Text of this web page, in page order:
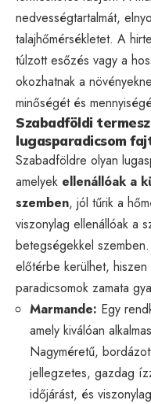
nedvességtartalmát,
talajhőmérsékletet. A
túlzott esőzés vagy a
okozhatnak a
minőségét és
Szabadföldi
lugasparadicsom
Szabadföldre olyan
amelyek ellenállóak a
szemben, jól tűrik a
viszonylag ellenállóak a
betegségekkel
előtérbe kerülhet,
paradicsomok zamata
Marmande: Egy
amely kiválóan
Nagyméretű,
jellegzetes, gazdag
időjárást, és